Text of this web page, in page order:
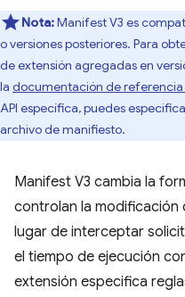
Nota:Manifest V3 es
o versiones posteriores. Para
de extensión agregadas en
la documentación de referencia
API específica, puedes
archivo de manifiesto.
Manifest V3 cambia la
controlan la modificación
lugar de interceptar
el tiempo de ejecución
extensión especifica